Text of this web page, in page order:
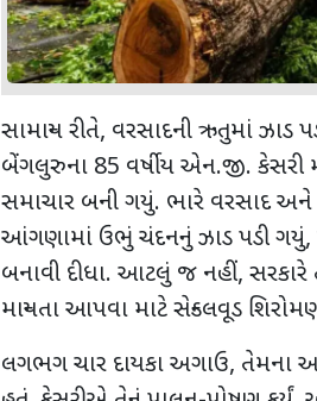
સામાન્ય રીતે, વરસાદની ઋતુમાં ઝાડ
બેંગલુરુના 85 વર્ષીય એન.જી. કેસરી
સમાચાર બની ગયું. ભારે વરસાદ અને
આંગણામાં ઉભું ચંદનનું ઝાડ પડી ગયું,
બનાવી દીધા. આટલું જ નહીં,
માન્યતા આપવા માટેસેન્ડલવૂડ
લગભગ ચાર દાયકા અગાઉ, તેમના